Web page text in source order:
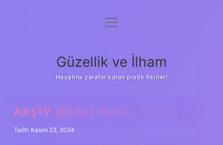
Anasayfa
Yasal Uyarı
menüyü
Güzellik ve İlham
Hayatına zarafet katan pratik fikirler!
ARŞIV ODASI NASIL OLMALI
Tarih: Kasım 23, 2024